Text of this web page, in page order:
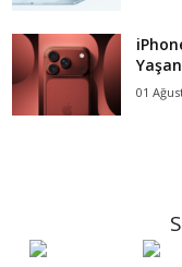
01